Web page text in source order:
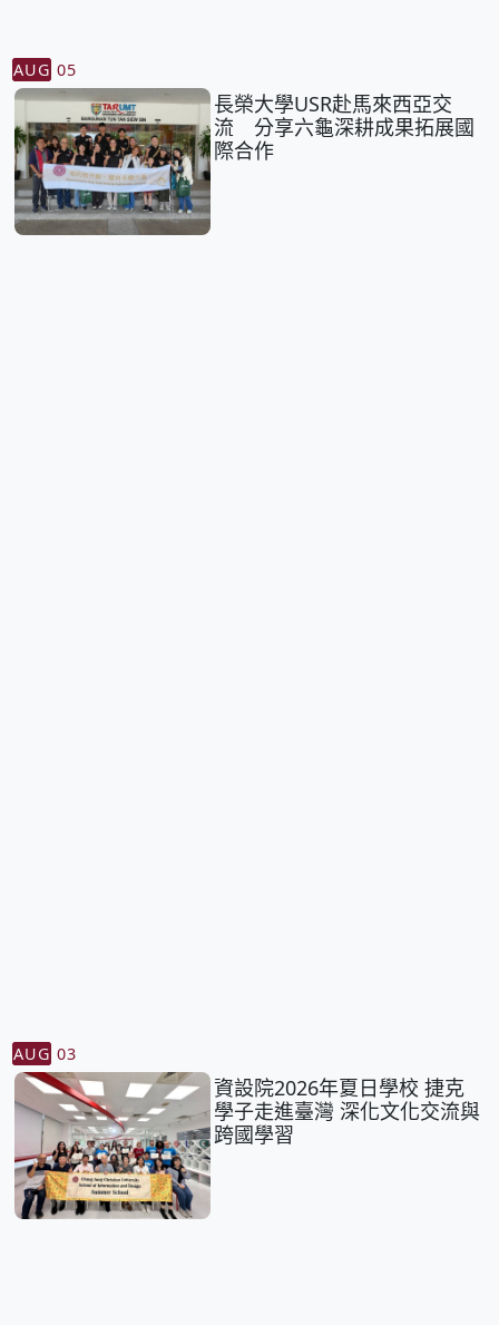
AUG 05
長榮大學USR赴馬來西亞交
流 分享六龜深耕成果拓展國
際合作
AUG 03
資設院2026年夏日學校 捷克
學子走進臺灣 深化文化交流與
跨國學習